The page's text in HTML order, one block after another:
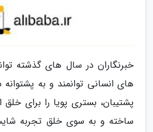
خبرنگاران در سال های گذشته
های انسانی توانمند و به پشتوانه
پشتیبان، بستری پویا را برای
ساخته و به سوی خلق تجربه